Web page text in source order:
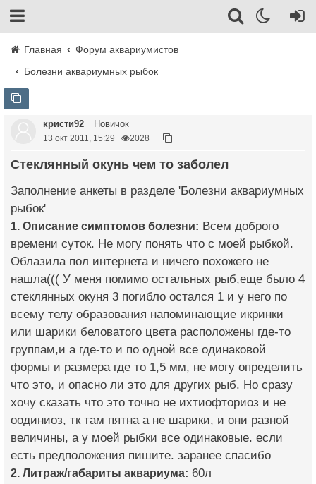
Главная
Форум аквариумистов
Болезни аквариумных рыбок
кристи92 Новичок
13 окт 2011, 15:29 2028
Стеклянный окунь чем то заболел
Заполнение анкеты в разделе 'Болезни аквариумных
рыбок'
1. Описание симптомов болезни: Всем доброго
времени суток. Не могу понять что с моей рыбкой.
Облазила пол интернета и ничего похожего не
нашла((( У меня помимо остальных рыб,еще было 4
стеклянных окуня 3 погибло остался 1 и у него по
всему телу образования напоминающие икринки
или шарики беловатого цвета расположены где-то
группам,и а где-то и по одной все одинаковой
формы и размера где то 1,5 мм, не могу определить
что это, и опасно ли это для других рыб. Но сразу
хочу сказать что это точно не ихтиофториоз и не
оодиниоз, тк там пятна а не шарики, и они разной
величины, а у моей рыбки все одинаковые. если
есть предположения пишите. заранее спасибо
2. Литраж/габариты аквариума: 60л